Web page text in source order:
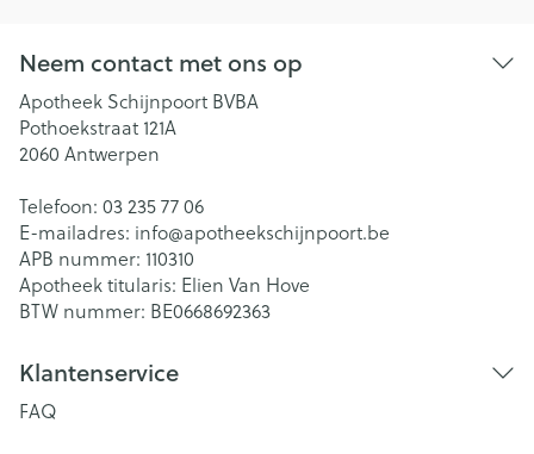
Neem contact met ons op
Apotheek Schijnpoort BVBA
Pothoekstraat 121A
2060 Antwerpen
Telefoon: 03 235 77 06
E-mailadres: info@apotheekschijnpoort.be
APB nummer: 110310
Apotheek titularis: Elien Van Hove
BTW nummer: BE0668692363
Klantenservice
FAQ